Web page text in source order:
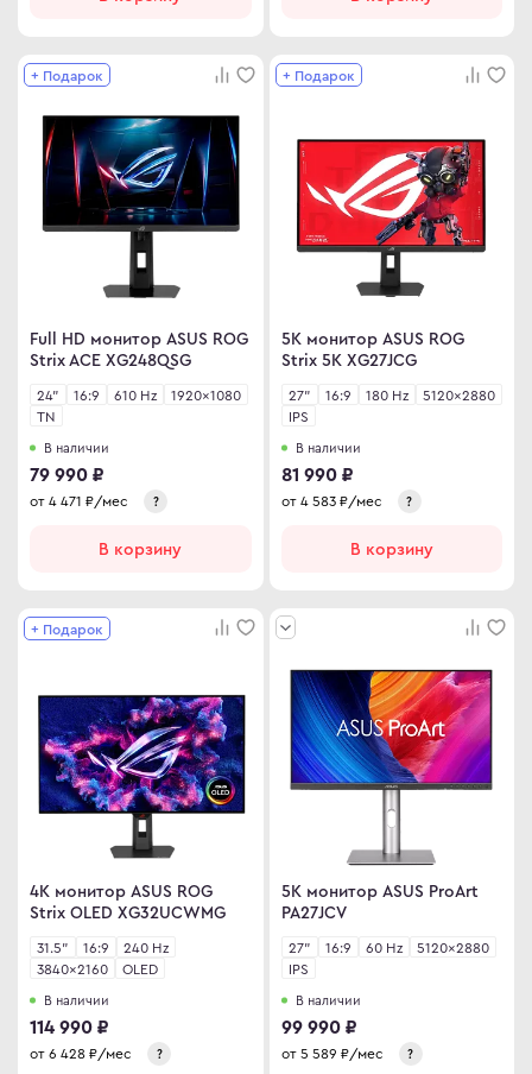
+ Подарок
Full HD монитор ASUS ROG
Strix ACE XG248QSG
24" 16:9 610 Hz
1920×1080
TN
В наличии
79 990 ₽
от 4 471 ₽/мес ?
В корзину
+ Подарок
5K монитор ASUS ROG
Strix 5K XG27JCG
27" 16:9 180 Hz
5120×2880
IPS
В наличии
81 990 ₽
от 4 583₽/мес ?
В корзину
+ Подарок
4K монитор ASUS ROG
Strix OLED XG32UCWMG
31.5" 16:9
240 Hz
3840×2160
OLED
В наличии
114 990 ₽
от 6 428 ₽/мес ?
5K монитор ASUS ProArt
PA27JCV
27" 16:9 60 Hz
5120×2880
IPS
В наличии
99 990 ₽
от 5 589 ₽/мес ?